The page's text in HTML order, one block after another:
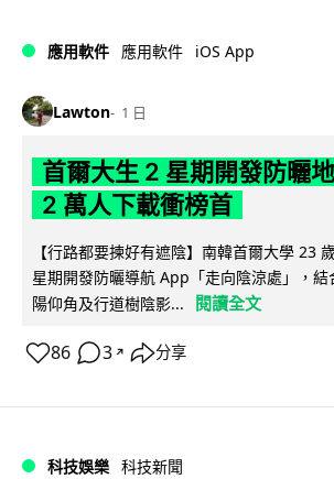
應用軟件 應用軟件 iOS App
Lawton 1 日
首爾大生 2 星期開發防曬
2 萬人下載衝榜首
【行路都要揀好有遮陰】南韓首爾大學 23
星期開發防曬導航 App「走向陰涼處」，
陽仰角及行道樹陰影...
閱讀全文
86 3 ↗ 分享
科技娛樂 科技新聞